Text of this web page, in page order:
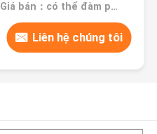
Giá bán：có thể đàm phán
Liên hệ chúng tôi